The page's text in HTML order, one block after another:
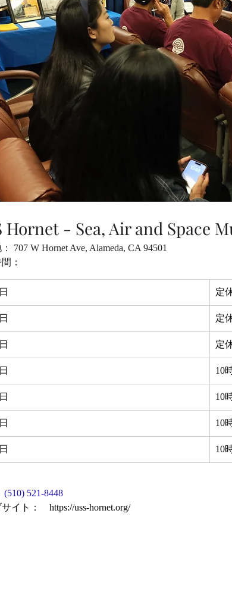
Hornet - Sea, Air and Space
： 707 W Hornet Ave, Alameda, CA 94501
：
定
定
定
10
10
10
10
(510) 521-8448
サイト： https://uss-hornet.org/